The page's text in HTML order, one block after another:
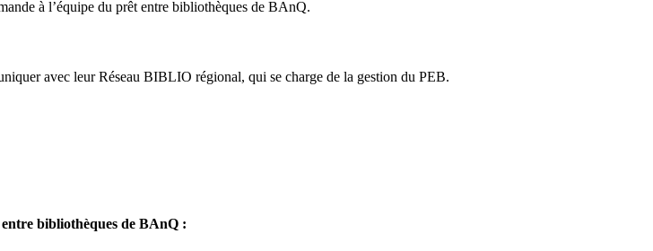
à l’équipe du prêt entre bibliothèques de BAnQ.
avec leur Réseau BIBLIO régional, qui se charge de la gestion du PEB.
bibliothèques de BAnQ :